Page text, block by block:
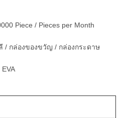
Piece / Pieces per Month
/ กล่องของขวัญ / กล่องกระดาษ